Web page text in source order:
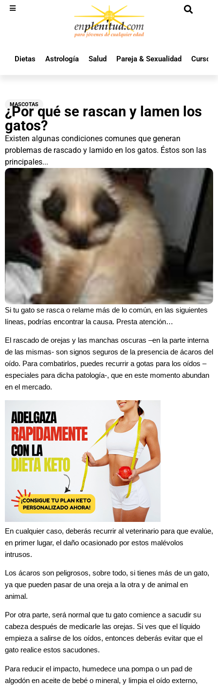
Dietas Astrología Salud Pareja & Sexualidad Cursos
MASCOTAS
¿Por qué se rascan y lamen los
gatos?
Existen algunas condiciones comunes que generan
problemas de rascado y lamido en los gatos. Éstos son las
principales...
Si tu gato se rasca o relame más de lo común, en las siguientes
líneas, podrías encontrar la causa. Presta atención…
El rascado de orejas y las manchas oscuras –en la parte interna
de las mismas- son signos seguros de la presencia de ácaros del
oído. Para combatirlos, puedes recurrir a gotas para los oídos –
especiales para dicha patología-, que en este momento abundan
en el mercado.
En cualquier caso, deberás recurrir al veterinario para que evalúe,
en primer lugar, el daño ocasionado por estos malévolos
intrusos.
Los ácaros son peligrosos, sobre todo, si tienes más de un gato,
ya que pueden pasar de una oreja a la otra y de animal en
animal.
Por otra parte, será normal que tu gato comience a sacudir su
cabeza después de medicarle las orejas. Si ves que el líquido
empieza a salirse de los oídos, entonces deberás evitar que el
gato realice estos sacudones.
Para reducir el impacto, humedece una pompa o un pad de
algodón en aceite de bebé o mineral, y limpia el oído externo,